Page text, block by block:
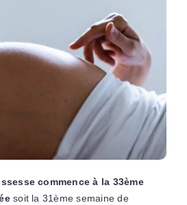
commence à la 33ème
soit la 31ème semaine de